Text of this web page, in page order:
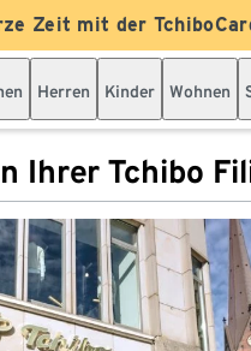
Zeit mit der
Herren Kinder Wohnen
Ihrer Tchibo